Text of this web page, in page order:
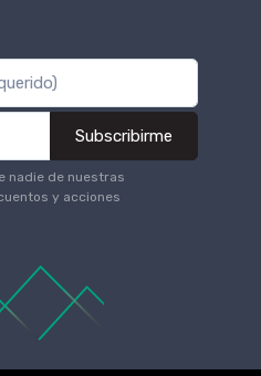
Subscribirme
nadie de nuestras
y acciones